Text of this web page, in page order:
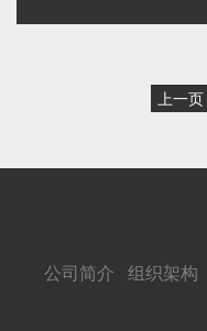
上一页
公司简介 组织架构